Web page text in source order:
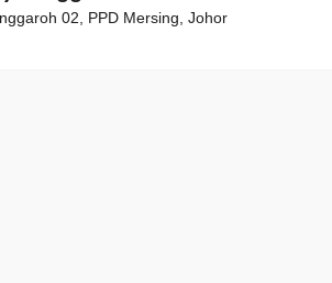
02, PPD Mersing, Johor